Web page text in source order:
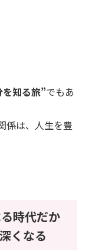
知る旅”でもあ
係は、人生を豊
時代だか
くなる